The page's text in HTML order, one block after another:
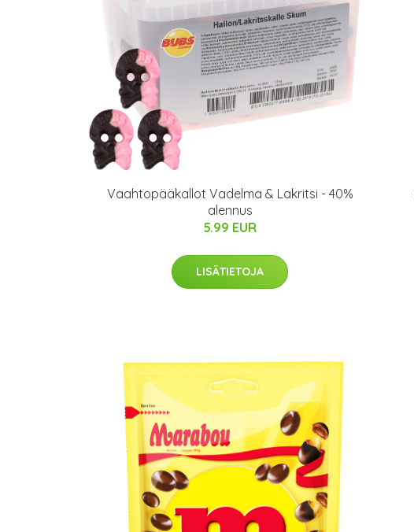
Vaahtopääkallot Vadelma & Lakritsi - 40%
alennus
5.99 EUR
LISÄTIETOJA